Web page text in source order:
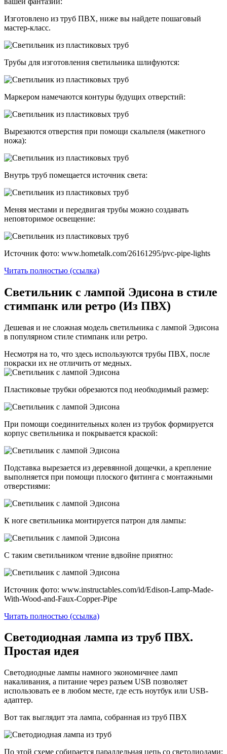
Изготовлено из труб ПВХ, ниже вы найдете пошаговый
мастер-класс.
Трубы для изготовления светильника шлифуются:
Маркером намечаются контуры будущих отверстий:
Вырезаются отверстия при помощи скальпеля (макетного
ножа):
Внутрь труб помещается источник света:
Меняя местами и передвигая трубы можно создавать
неповторимое освещение:
Источник фото: www.hometalk.com/26161295/pvc-pipe-lights
Читать полностью (ссылка)
Светильник с лампой Эдисона в стиле
стимпанк или ретро (Из ПВХ)
Дешевая и не сложная модель светильника с лампой Эдисона
в популярном стиле стимпанк или ретро.
Несмотря на то, что здесь используются трубы ПВХ, после
покраски их не отличить от медных.
Пластиковые трубки обрезаются под необходимый размер:
При помощи соединительных колен из трубок формируется
корпус светильника и покрывается краской:
Подставка вырезается из деревянной дощечки, а крепление
выполняется при помощи плоского фитинга с монтажными
отверстиями:
К ноге светильника монтируется патрон для лампы:
С таким светильником чтение вдвойне приятно:
Источник фото: www.instructables.com/id/Edison-Lamp-Made-
With-Wood-and-Faux-Copper-Pipe
Читать полностью (ссылка)
Светодиодная лампа из труб ПВХ.
Простая идея
Светодиодные лампы намного экономичнее ламп
накаливания, а питание через разъем USB позволяет
использовать ее в любом месте, где есть ноутбук или USB-
адаптер.
Вот так выглядит эта лампа, собранная из труб ПВХ
По этой схеме собирается параллельная цепь со светодиодами: